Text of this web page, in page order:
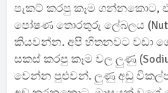
පැකට් කරපු කෑම ගන්නකොට,
පෝෂණ තොරතුරු ලේබලය
කියවන්න. අපි හිතනවට වඩා
සකස් කරපු කෑම වල ලුණු
වෙන්න පුළුවන්. ලුණු අඩු